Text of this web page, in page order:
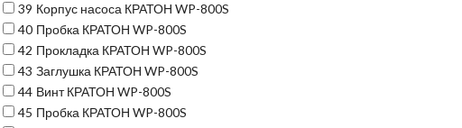
39 Корпус насоса КРАТОН WP-800S
40 Пробка КРАТОН WP-800S
42 Прокладка КРАТОН WP-800S
43 Заглушка КРАТОН WP-800S
44 Винт КРАТОН WP-800S
45 Пробка КРАТОН WP-800S